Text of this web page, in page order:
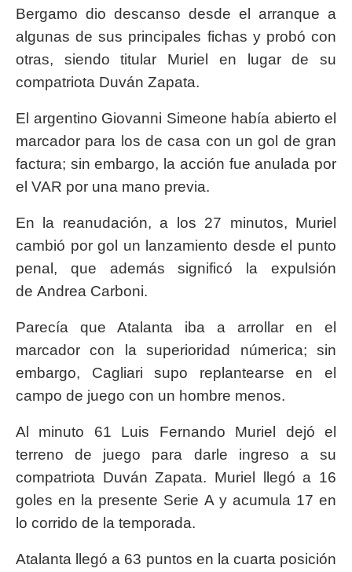
Bergamo dio descanso desde el arranque a
algunas de sus principales fichas y probó con
otras, siendo titular Muriel en lugar de su
compatriota Duván Zapata.
El argentino Giovanni Simeone había abierto el
marcador para los de casa con un gol de gran
factura; sin embargo, la acción fue anulada por
el VAR por una mano previa.
En la reanudación, a los 27 minutos, Muriel
cambió por gol un lanzamiento desde el punto
penal, que además significó la expulsión
de Andrea Carboni.
Parecía que Atalanta iba a arrollar en el
marcador con la superioridad númerica; sin
embargo, Cagliari supo replantearse en el
campo de juego con un hombre menos.
Al minuto 61 Luis Fernando Muriel dejó el
terreno de juego para darle ingreso a su
compatriota Duván Zapata. Muriel llegó a 16
goles en la presente Serie A y acumula 17 en
lo corrido de la temporada.
Atalanta llegó a 63 puntos en la cuarta posición